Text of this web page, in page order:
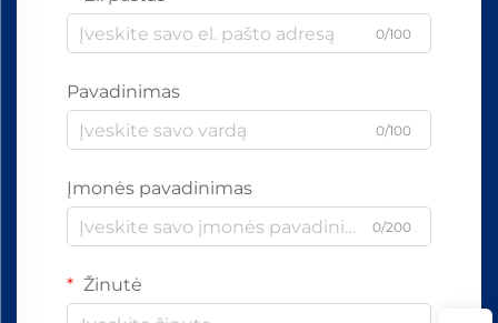
0/100
Pavadinimas
0/100
Įmonės pavadinimas
0/200
Žinutė